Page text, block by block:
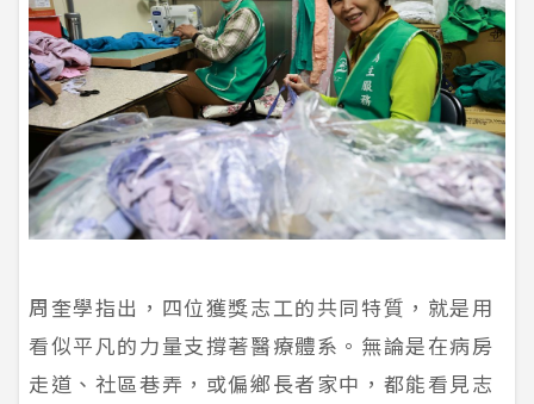
周奎學指出，四位獲獎志工的共同特質，就是用
看似平凡的力量支撐著醫療體系。無論是在病房
走道、社區巷弄，或偏鄉長者家中，都能看見志